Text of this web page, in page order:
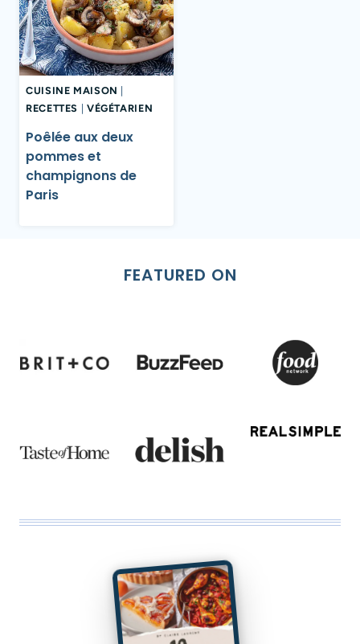
CUISINE MAISON
RECETTES
VÉGÉTARIEN
Poêlée aux deux
pommes et
champignons de
Paris
FEATURED ON